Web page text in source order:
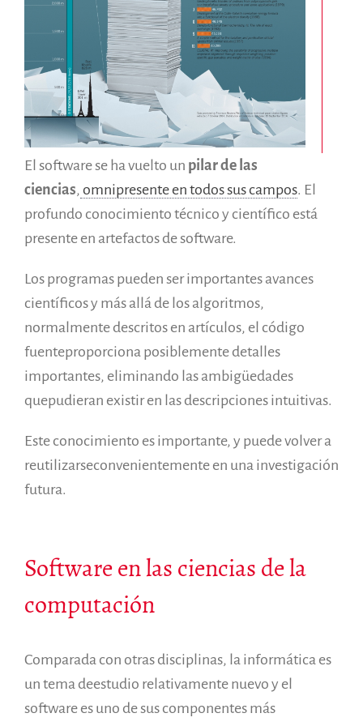
Informes anuales
Español
Français
El software se ha vuelto un pilar de las
ciencias, omnipresente en todos sus campos. El
profundo conocimiento técnico y científico está
presente en artefactos de software.
Los programas pueden ser importantes avances
científicos y más allá de los algoritmos,
normalmente descritos en artículos, el código
fuenteproporciona posiblemente detalles
importantes, eliminando las ambigüedades
quepudieran existir en las descripciones intuitivas.
Este conocimiento es importante, y puede volver a
reutilizarseconvenientemente en una investigación
futura.
Software en las ciencias de la
computación
Comparada con otras disciplinas, la informática es
un tema deestudio relativamente nuevo y el
software es uno de sus componentes más